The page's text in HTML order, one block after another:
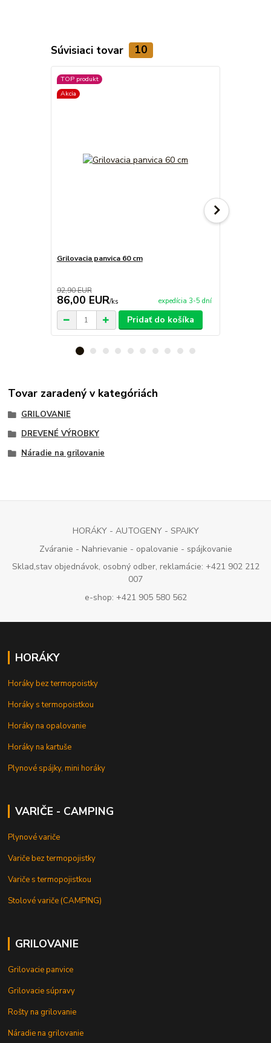
Súvisiaci tovar 10
TOP produkt
Akcia
Grilovacia panvica 60 cm
92,90 EUR
86,00 EUR/ks expedícia 3-5 dní
Pridať do košíka
Tovar zaradený v kategóriách
GRILOVANIE
DREVENÉ VÝROBKY
Náradie na grilovanie
HORÁKY - AUTOGENY - SPAJKY
Zváranie - Nahrievanie - opalovanie - spájkovanie
Sklad,stav objednávok, osobný odber, reklamácie: +421 902 212
007
e-shop: +421 905 580 562
HORÁKY
Horáky bez termopoistky
Horáky s termopoistkou
Horáky na opalovanie
Horáky na kartuše
Plynové spájky, mini horáky
VARIČE - CAMPING
Plynové variče
Variče bez termopojistky
Variče s termopojistkou
Stolové variče (CAMPING)
GRILOVANIE
Grilovacie panvice
Grilovacie súpravy
Rošty na grilovanie
Náradie na grilovanie